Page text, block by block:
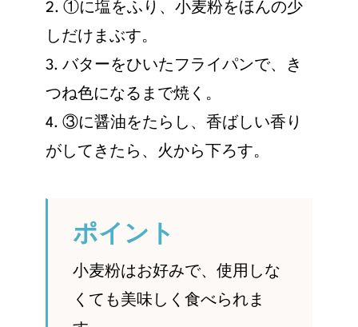
2. ①に塩をふり、小麦粉をほんの少
しだけまぶす。
3. バターをひいたフライパンで、き
つね色になるまで焼く。
4. ③に醤油をたらし、香ばしい香り
がしてきたら、火から下ろす。
ポイント
小麦粉はお好みで、使用しな
くても美味しく食べられま